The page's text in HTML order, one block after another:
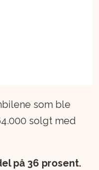
som ble
solgt med
på 36 prosent.